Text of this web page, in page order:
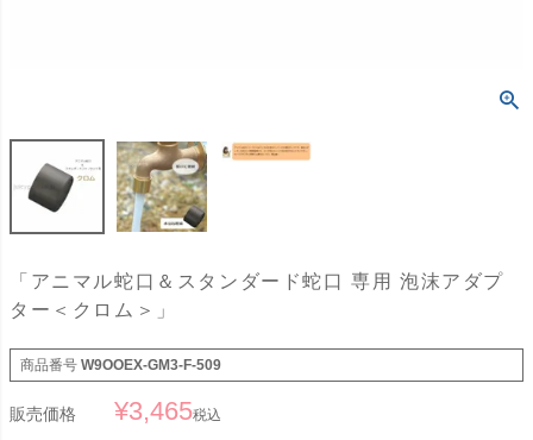
「アニマル蛇口＆スタンダード蛇口 専用 泡沫アダプ
ター＜クロム＞」
商品番号 W9OOEX-GM3-F-509
販売価格 ¥3,465税込